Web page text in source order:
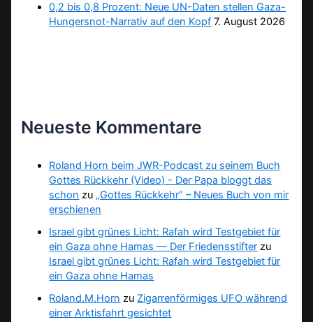
0,2 bis 0,8 Prozent: Neue UN-Daten stellen Gaza-
Hungersnot-Narrativ auf den Kopf 7. August 2026
Neueste Kommentare
Roland Horn beim JWR-Podcast zu seinem Buch
Gottes Rückkehr (Video) - Der Papa bloggt das
schon zu „Gottes Rückkehr“ – Neues Buch von mir
erschienen
Israel gibt grünes Licht: Rafah wird Testgebiet für
ein Gaza ohne Hamas — Der Friedensstifter zu
Israel gibt grünes Licht: Rafah wird Testgebiet für
ein Gaza ohne Hamas
Roland.M.Horn zu Zigarrenförmiges UFO während
einer Arktisfahrt gesichtet